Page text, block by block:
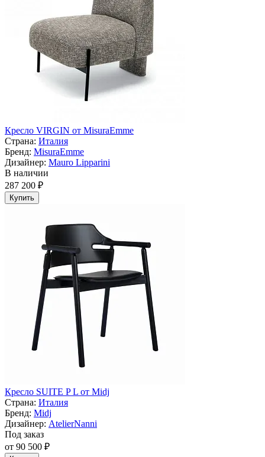
Кресло VIRGIN от MisuraEmme
Страна: Италия
Бренд: MisuraEmme
Дизайнер: Mauro Lipparini
В наличии
287 200 ₽
Купить
Кресло SUITE P L от Midj
Страна: Италия
Бренд: Midj
Дизайнер: AtelierNanni
Под заказ
от 90 500 ₽